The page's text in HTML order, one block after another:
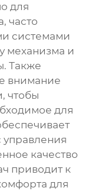
для
часто
системами
механизма и
Также
внимание
чтобы
для
качество
приводит к
для